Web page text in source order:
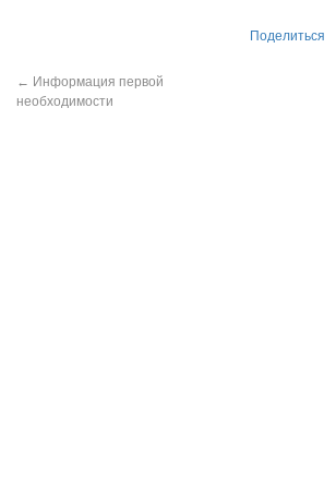
Поделиться
← Информация первой
необходимости